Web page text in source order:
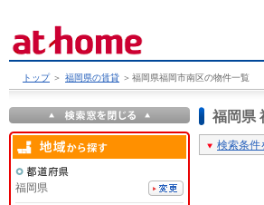
トップ ＞ 福岡県の賃貸 ＞ 福岡県福岡市南区の物件一覧
福岡県
検索条件
福岡県